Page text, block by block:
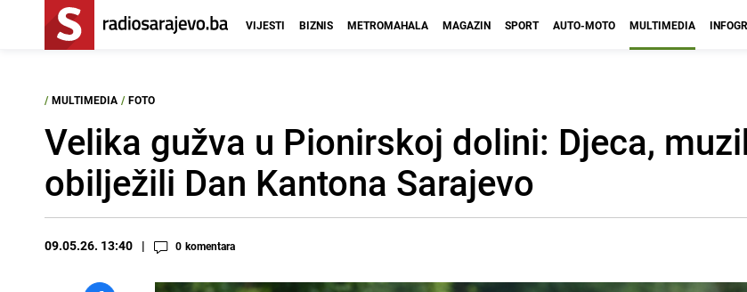
VIJESTI BIZNIS METROMAHALA MAGAZIN SPORT AUTO-MOTO MULTIMEDIA
/ MULTIMEDIA / FOTO
Velika gužva u Pionirskoj dolini: Djeca,
obilježili Dan Kantona Sarajevo
09.05.26. 13:40 0 komentara